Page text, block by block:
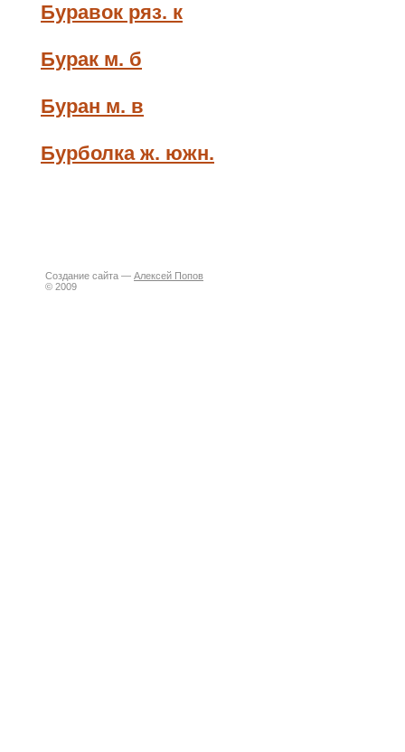
Буравок ряз. к
Бурак м. б
Буран м. в
Бурболка ж. южн.
Создание сайта — Алексей Попов
© 2009